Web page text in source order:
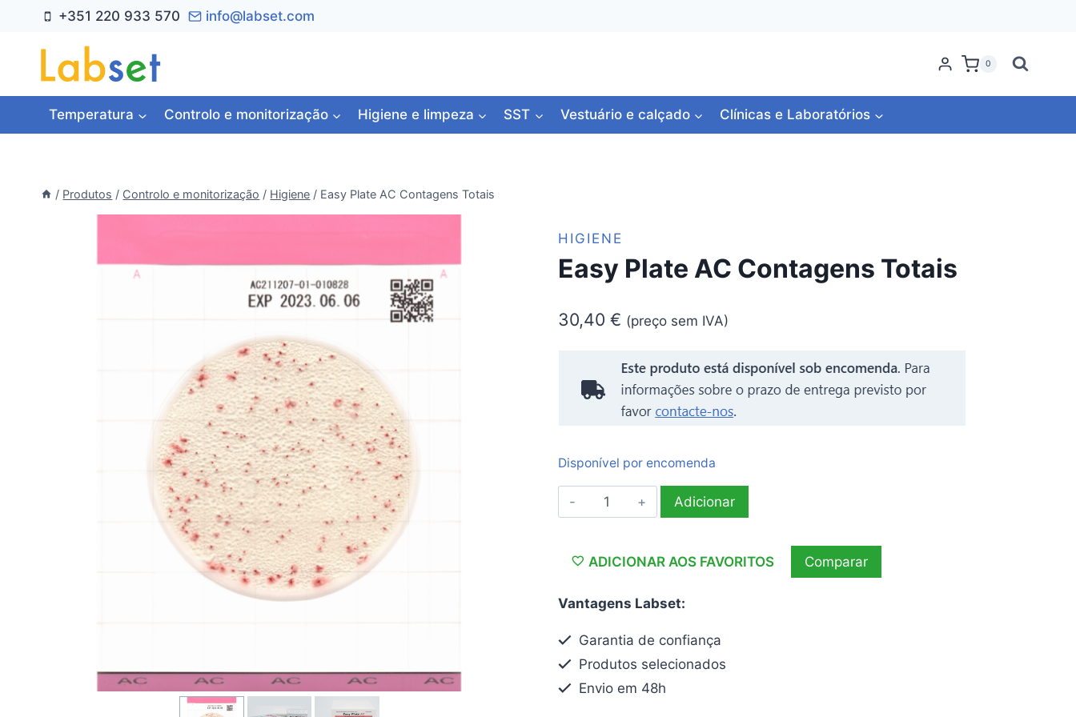
content
+351 220 933 570 info@labset.com
0
Temperatura Controlo e monitorização Higiene e limpeza SST Vestuário e calçado Clínicas e Laboratórios
/ Produtos / Controlo e monitorização / Higiene / Easy Plate AC Contagens Totais
HIGIENE
Easy Plate AC Contagens Totais
30,40 € (preço sem IVA)
Disponível por encomenda
Quantidade
de
Plate
Contagens
Adicionar
ADICIONAR AOS FAVORITOS Comparar
Vantagens Labset:
Garantia de confiança
Produtos selecionados
Envio em 48h